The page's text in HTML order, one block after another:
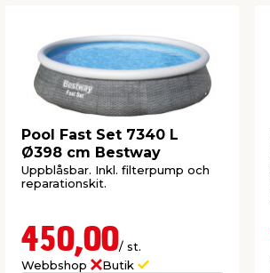
Pool Fast Set 7340 L
Ø398 cm Bestway
Uppblåsbar. Inkl. filterpump och
reparationskit.
450,00/ st.
Webbshop
Butik